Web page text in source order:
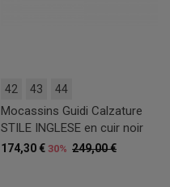
42 43 44
Mocassins Guidi Calzature
STILE INGLESE en cuir noir
249,00 €
174,30 € 30%